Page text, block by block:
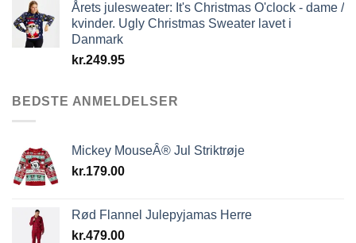
Årets julesweater: It's Christmas O'clock - dame /
kvinder. Ugly Christmas Sweater lavet i
Danmark
kr.249.95
BEDSTE ANMELDELSER
Mickey MouseÂ® Jul Striktrøje
kr.179.00
Rød Flannel Julepyjamas Herre
kr.479.00